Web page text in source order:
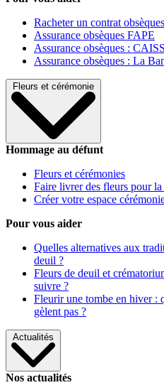
Racheter un contrat
Assurance obsèques FAPE
Assurance obsèques :
Assurance obsèques : La
Fleurs et cérémonie
Hommage au défunt
Fleurs et cérémonies
Faire livrer des fleurs pour la
Créer votre espace
Pour vous aider
Quelles alternatives aux
deuil ?
Fleurs de deuil et
suivre ?
Fleurir une tombe en hiver :
gèlent pas ?
Actualités
Nos actualités